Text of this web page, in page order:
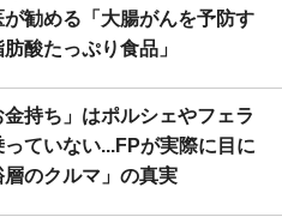
勧める「大腸がんを予防す
酸たっぷり食品」
金持ち」はポルシェやフェラ
ていない...FPが実際に目に
層のクルマ」の真実